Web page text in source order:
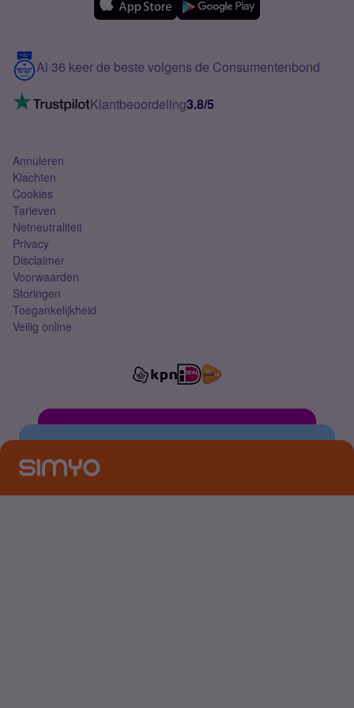
Meerdere nummers
5G internet
Mobiel internet
Mobiel abonnement
Contact
VoLTE 4G bellen
Al 36 keer de beste volgens de Consumentenbond
Klantbeoordeling3.8/5
Annuleren
Klachten
Cookies
Tarieven
Netneutraliteit
Privacy
Disclaimer
Voorwaarden
Storingen
Toegankelijkheid
Veilig online